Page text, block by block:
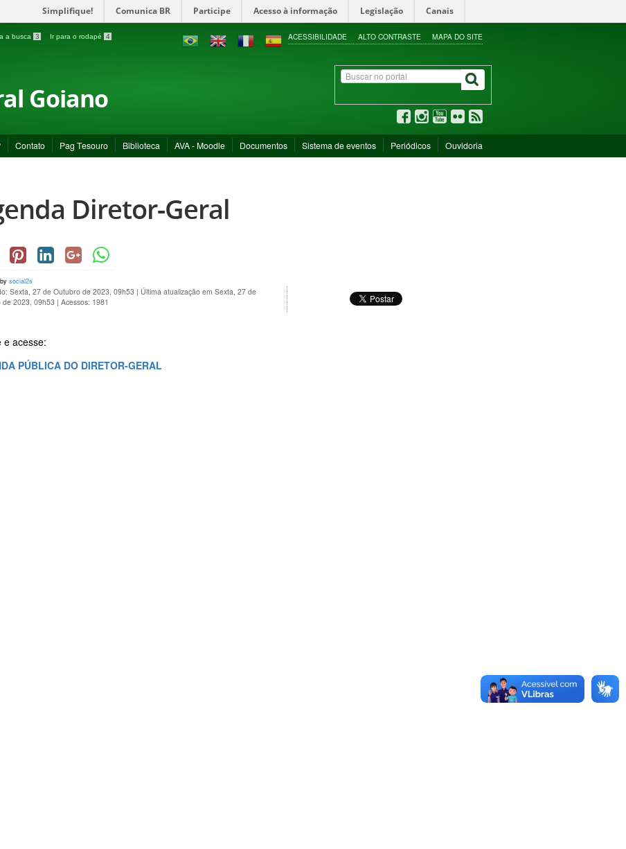
Simplifique! Comunica BR Participe Acesso à informação Legislação Canais
a busca 3 Ir para o rodapé 4 ACESSIBILIDADE ALTO CONTRASTE MAPA DO SITE
Goiano
Contato Pag Tesouro Biblioteca AVA - Moodle Documentos Sistema de eventos Periódicos Ouvidoria
Diretor-Geral
social2s
Sexta, 27 de Outubro de 2023, 09h53 | Última atualização em Sexta, 27 de
de 2023, 09h53 | Acessos: 1981
e acesse:
PÚBLICA DO DIRETOR-GERAL